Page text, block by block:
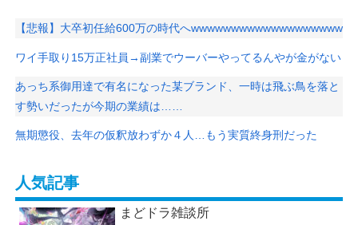
【悲報】大卒初任給600万の時代へwwwwwwwwwwwwwwwwwww
ワイ手取り15万正社員→副業でウーバーやってるんやが金がない
あっち系御用達で有名になった某ブランド、一時は飛ぶ鳥を落と
す勢いだったが今期の業績は……
無期懲役、去年の仮釈放わずか４人…もう実質終身刑だった
人気記事
まどドラ雑談所